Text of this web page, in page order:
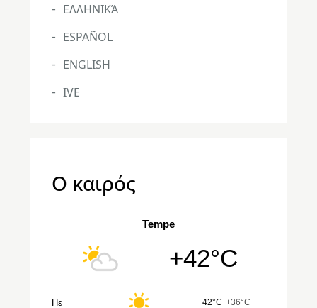
ΕΛΛΗΝΙΚΆ
ESPAÑOL
ENGLISH
IVE
Ο καιρός
Tempe
+42°C
Πε +42°C +36°C